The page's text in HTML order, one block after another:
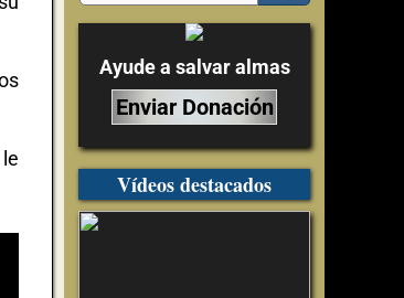
Ayude a salvar almas
Enviar Donación
Vídeos destacados